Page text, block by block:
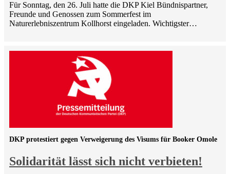
Für Sonntag, den 26. Juli hatte die DKP Kiel Bündnispartner,
Freunde und Genossen zum Sommerfest im
Naturerlebniszentrum Kollhorst eingeladen. Wichtigster…
Solidarität lässt sich nicht verbieten!
DKP protestiert gegen Verweigerung des Visums für Booker Omole